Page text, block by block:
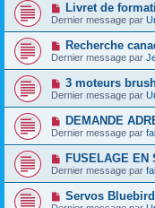
Livret de
Dernier message par
Recherche
Dernier message par
3 moteurs
Dernier message par
DEMANDE
Dernier message par
FUSELAGE EN
Dernier message par
Servos Bluebird